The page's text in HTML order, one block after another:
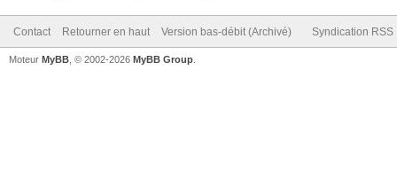
Contact Retourner en haut Version bas-débit (Archivé) Syndication RSS
Moteur MyBB , © 2002-2026 MyBB Group